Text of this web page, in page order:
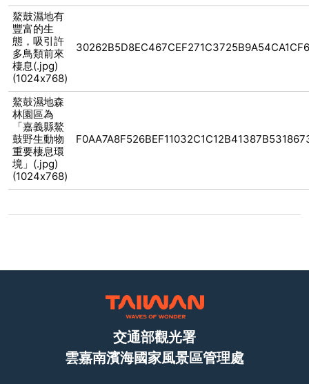
鰲鼓濕地有
豐富的生
態，吸引許
多鳥類前來
棲息(.jpg)
(1024x768)
鰲鼓濕地森
林園區為
「嘉義縣鰲
鼓野生動物
重要棲息環
境」(.jpg)
(1024x768)
交通部觀光署
雲嘉南濱海國家風景區管理處